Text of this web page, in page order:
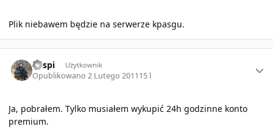
Plik niebawem będzie na serwerze kpasgu.
Vespi Użytkownik
Opublikowano2 Lutego 201115 l
Ja, pobrałem. Tylko musiałem wykupić 24h godzinne konto
premium.